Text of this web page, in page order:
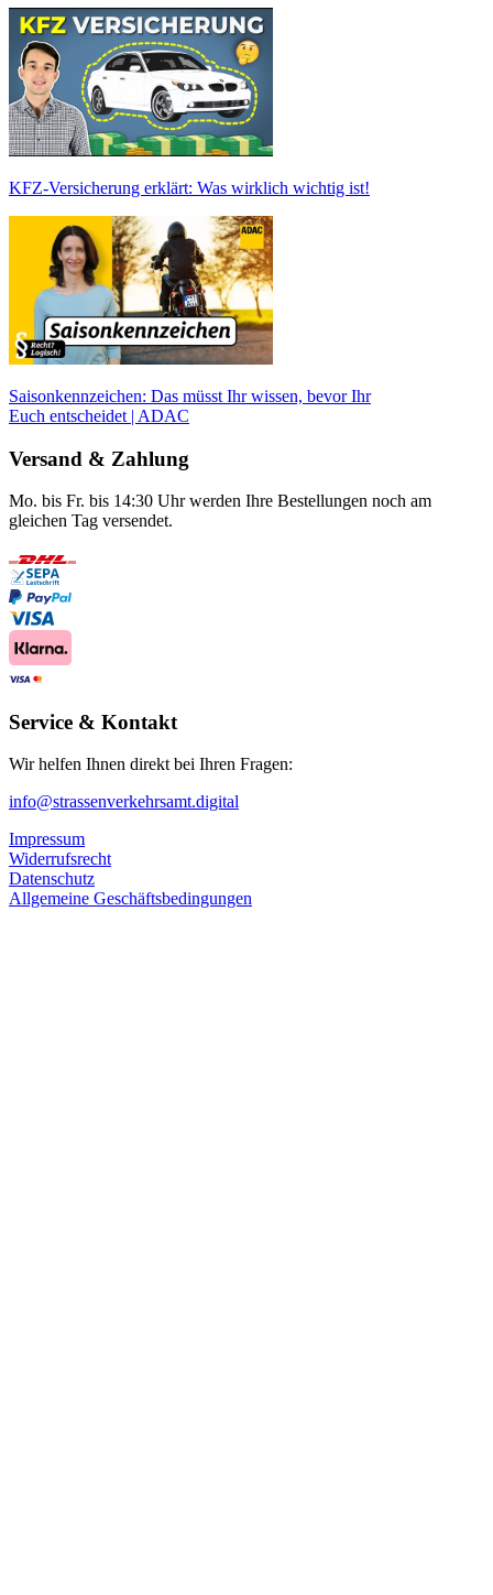
KFZ-Versicherung erklärt: Was wirklich wichtig ist!
Saisonkennzeichen: Das müsst Ihr wissen, bevor Ihr
Euch entscheidet | ADAC
Versand & Zahlung
Mo. bis Fr. bis 14:30 Uhr werden Ihre Bestellungen noch am
gleichen Tag versendet.
Service & Kontakt
Wir helfen Ihnen direkt bei Ihren Fragen:
info@strassenverkehrsamt.digital
Impressum
Widerrufsrecht
Datenschutz
Allgemeine Geschäftsbedingungen